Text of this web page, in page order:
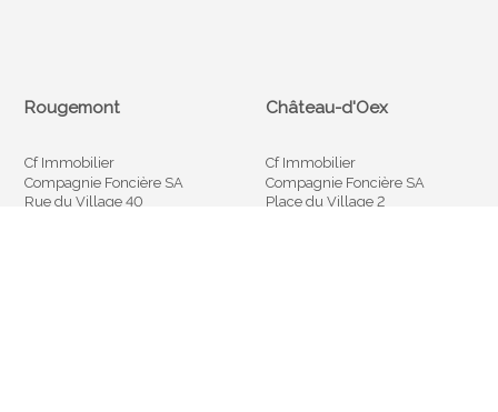
Rougemont
Cf Immobilier
Compagnie Foncière SA
Rue du Village 40
Château-d'Oex
Cf Immobilier
Compagnie Foncière SA
Place du Village 2